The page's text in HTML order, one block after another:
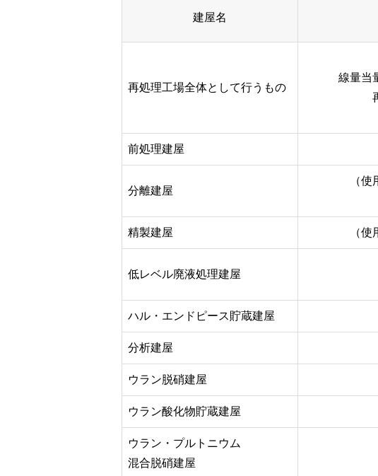
建屋名
再処理工場全体として行うもの
線量当
前処理建屋
分離建屋
（
精製建屋 （
低レベル廃液処理建屋
ハル・エンドピース貯蔵建屋
分析建屋
ウラン脱硝建屋
ウラン酸化物貯蔵建屋
ウラン・プルトニウム
混合脱硝建屋